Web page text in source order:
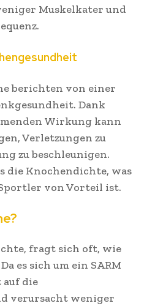
Muskelkater und
berichten von einer
Dank
Wirkung kann
Verletzungen zu
zu beschleunigen.
die Knochendichte, was
von Vorteil ist.
fragt sich oft, wie
es sich um ein SARM
die
verursacht weniger